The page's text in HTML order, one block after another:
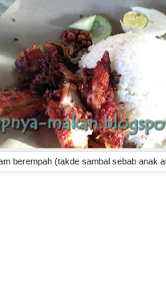
berempah (takde sambal sebab anak